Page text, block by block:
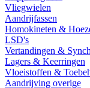
Vliegwielen
Aandrijfassen
Homokineten &
LSD's
Vertandingen &
Lagers & Keerringen
Vloeistoffen &
Aandrijving overige